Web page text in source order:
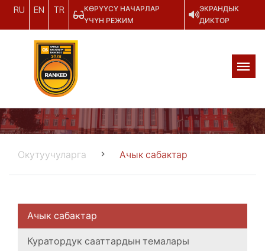
RU EN TR
КӨРҮҮСҮ НАЧАРЛАР
ҮЧҮН РЕЖИМ
ЭКРАНДЫК
ДИКТОР
Окутуучуларга Ачык сабактар
Ачык сабактар
Куратордук сааттардын темалары